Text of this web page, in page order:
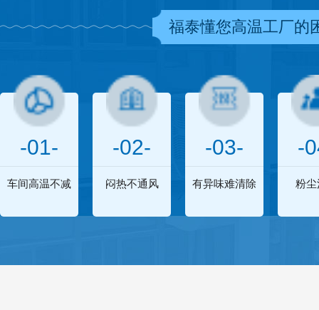
福泰懂您高温工厂的
-01-
车间高温不减
-02-
闷热不通风
-03-
有异味难清除
-
粉尘